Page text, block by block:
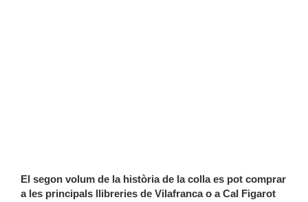
El segon volum de la història de la colla es pot comprar
a les principals llibreries de Vilafranca o a Cal Figarot